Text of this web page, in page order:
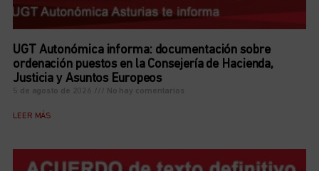
UGT Autonómica informa: documentación sobre
ordenación puestos en la Consejería de Hacienda,
Justicia y Asuntos Europeos
5 de agosto de 2026 No hay comentarios
LEER MÁS